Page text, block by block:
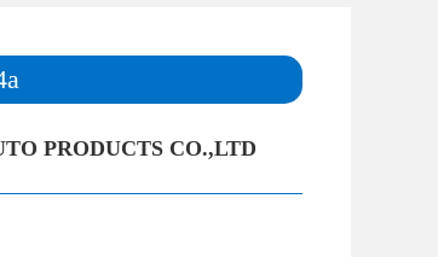
PRODUCTS CO.,LTD